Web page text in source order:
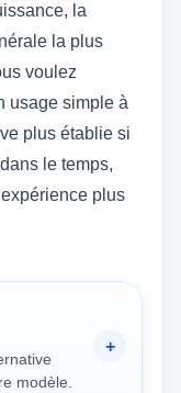
la
la plus
voulez
usage simple à
plus établie si
le temps,
plus
modèle.